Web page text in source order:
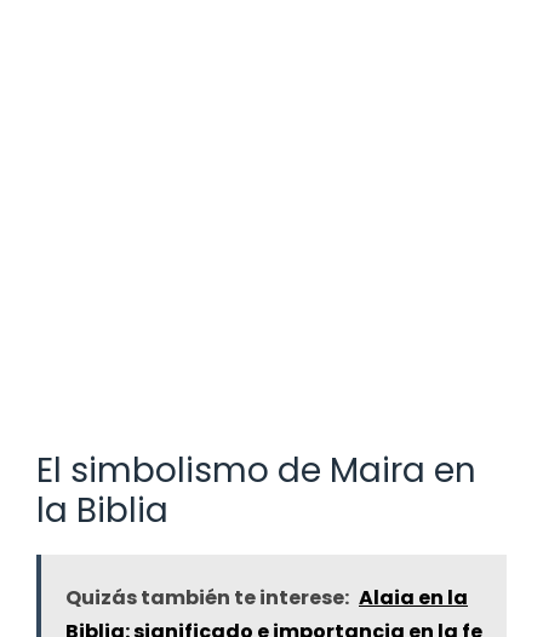
El simbolismo de Maira en
la Biblia
Quizás también te interese: Alaia en la